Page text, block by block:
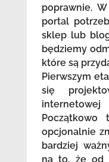
poprawnie.
portal
sklep lub
będziemy
które są
Pierwszym
się
Początkowo
opcjonalnie
bardziej
na to, że od